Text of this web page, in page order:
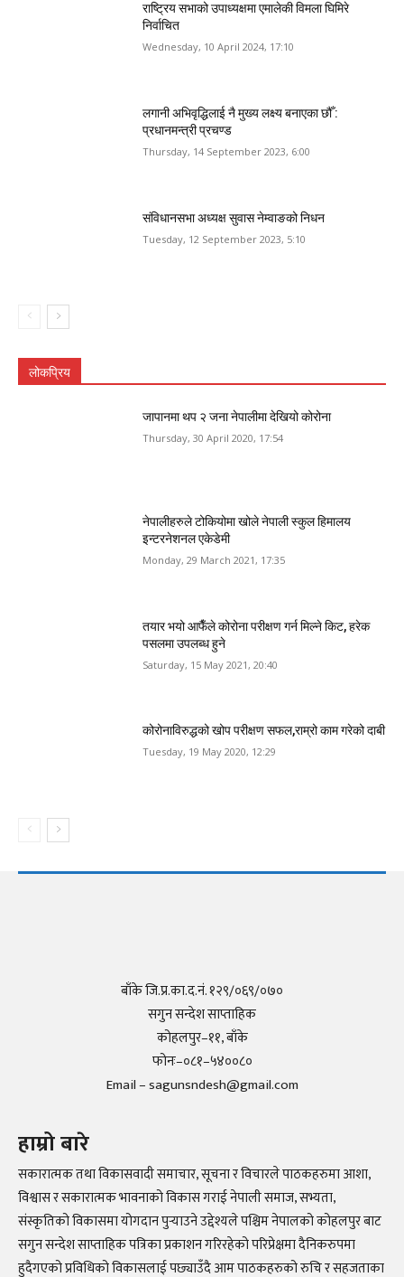
राष्ट्रिय सभाको उपाध्यक्षमा एमालेकी विमला घिमिरे
निर्वाचित
Wednesday, 10 April 2024, 17:10
लगानी अभिवृद्धिलाई नै मुख्य लक्ष्य बनाएका छौँ :
प्रधानमन्त्री प्रचण्ड
Thursday, 14 September 2023, 6:00
संविधानसभा अध्यक्ष सुवास नेम्वाङको निधन
Tuesday, 12 September 2023, 5:10
लोकप्रिय
जापानमा थप २ जना नेपालीमा देखियो कोरोना
Thursday, 30 April 2020, 17:54
नेपालीहरुले टोकियोमा खोले नेपाली स्कुल हिमालय
इन्टरनेशनल एकेडेमी
Monday, 29 March 2021, 17:35
तयार भयो आफैँले कोरोना परीक्षण गर्न मिल्ने किट, हरेक
पसलमा उपलब्ध हुने
Saturday, 15 May 2021, 20:40
कोरोनाविरुद्धको खोप परीक्षण सफल,राम्रो काम गरेको दाबी
Tuesday, 19 May 2020, 12:29
बाँके जि.प्र.का.द.नं. १२९/०६९/०७०
सगुन सन्देश साप्ताहिक
कोहलपुर–११, बाँके
फोनः–०८१–५४००८०
Email – sagunsndesh@gmail.com
हाम्रो बारे
सकारात्मक तथा विकासवादी समाचार, सूचना र विचारले पाठकहरुमा आशा,
विश्वास र सकारात्मक भावनाको विकास गराई नेपाली समाज, सभ्यता,
संस्कृतिको विकासमा योगदान पुर्‍याउने उद्देश्यले पश्चिम नेपालको कोहलपुर बाट
सगुन सन्देश साप्ताहिक पत्रिका प्रकाशन गरिरहेको परिप्रेक्षमा दैनिकरुपमा
हुदैगएको प्रविधिको विकासलाई पछ्याउँदै आम पाठकहरुको रुचि र सहजताका